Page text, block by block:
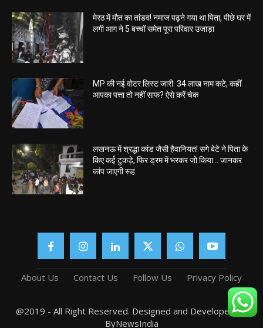
मेरठ में मौत का तांडव! नमाज पढ़ने गया था पिता, पीछे घर में
लगी आग ने 5 बच्चों समेत पूरा परिवार उजाड़ा
MP की नई वोटर लिस्ट जारी: 34 लाख नाम कटे, कहीं
आपका पत्ता तो नहीं साफ? ऐसे करें चेक
लखनऊ में श्रद्धा कांड जैसी हैवानियत! सगे बेटे ने पिता के
किए कई टुकड़े, फिर ड्रम में भरकर जो किया… जानकर
कांप जाएगी रूह
About Us Contact Us Follow Us Privacy Policy
@2019 - All Right Reserved. Designed and Developed by
ByNewsIndia